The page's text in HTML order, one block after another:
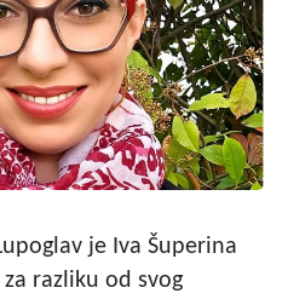
je Iva Šuperina
razliku od svog